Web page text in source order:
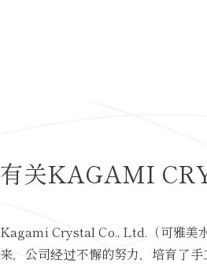
有关KAGAMI
Kagami Crystal Co., Ltd.（可雅美
来，公司经过不懈的努力，培育了